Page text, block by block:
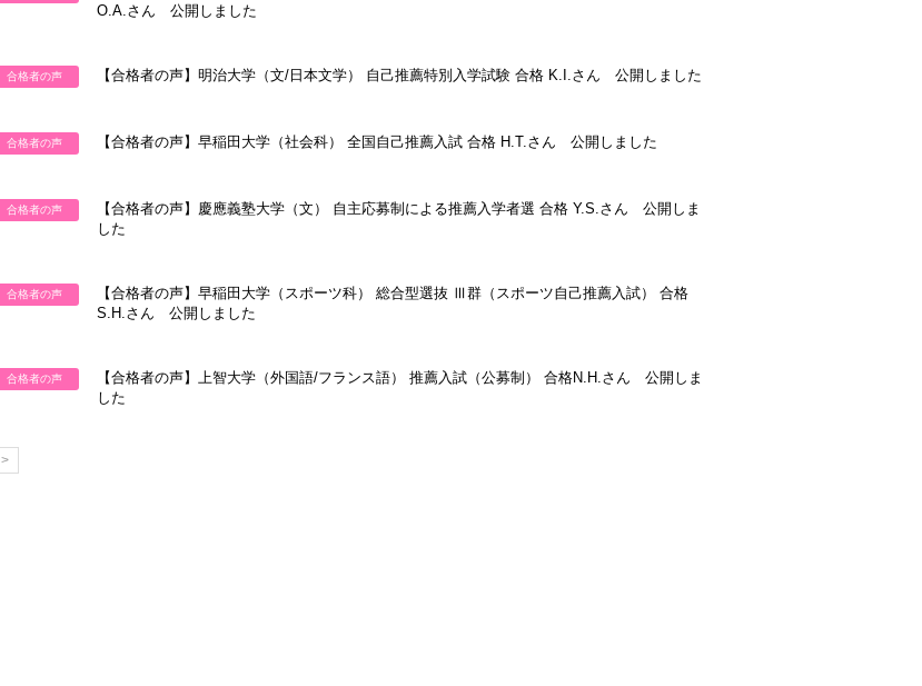
O.A.さん 公開しました
合格者の声 【合格者の声】明治大学（文/日本文学） 自己推薦特別入学試験 合格 K.I.さん 公開しました
合格者の声 【合格者の声】早稲田大学（社会科） 全国自己推薦入試 合格 H.T.さん 公開しました
合格者の声
【合格者の声】慶應義塾大学（文） 自主応募制による推薦入学者選 合格 Y.S.さん 公開しま
した
合格者の声
【合格者の声】早稲田大学（スポーツ科） 総合型選抜 Ⅲ群（スポーツ自己推薦入試） 合格
S.H.さん 公開しました
合格者の声
【合格者の声】上智大学（外国語/フランス語） 推薦入試（公募制） 合格N.H.さん 公開しま
した
>